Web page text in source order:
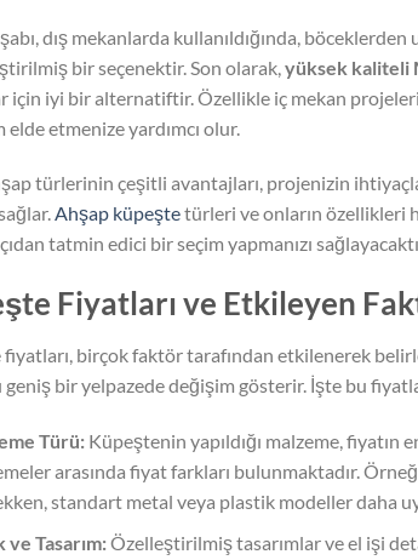
dış mekanlarda kullanıldığında,
bir seçenektir. Son olarak, yüksek kaliteli
için iyi bir alternatiftir. Özellikle iç mekan
elde etmenize yardımcı olur.
türlerinin çeşitli avantajları, projenizin
Ahşap küpeştetürleri ve onların özellikleri
tatmin edici bir seçim yapmanızı
Fiyatları ve Etkileyen
birçok faktör tarafından etkilenerek
geniş bir yelpazede değişim gösterir. İşte bu
Türü:Küpeştenin yapıldığı malzeme,
arasında fiyat farkları bulunmaktadır.
standart metal veya plastik modeller daha
ve Tasarım:Özelleştirilmiş tasarımlar ve el işi